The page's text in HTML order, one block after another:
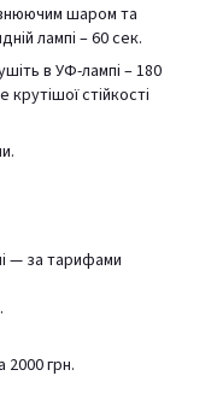
шаром та
лампі – 60 сек.
в УФ-лампі – 180
стійкості
— за тарифами
грн.